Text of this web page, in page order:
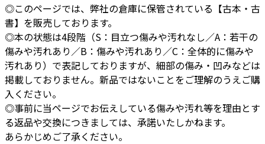
◎このページでは、弊社の倉庫に保管されている【古本・古
書】を販売しております。
◎本の状態は4段階（S：目立つ傷みや汚れなし／A：若干の
傷みや汚れあり／B：傷みや汚れあり／C：全体的に傷みや
汚れあり）で表記しておりますが、細部の傷み・凹みなどは
掲載しておりません。新品ではないことをご理解のうえご購
入ください。
◎事前に当ページでお伝えしている傷みや汚れ等を理由とす
る返品や交換につきましては、承諾いたしかねます。
あらかじめご了承ください。